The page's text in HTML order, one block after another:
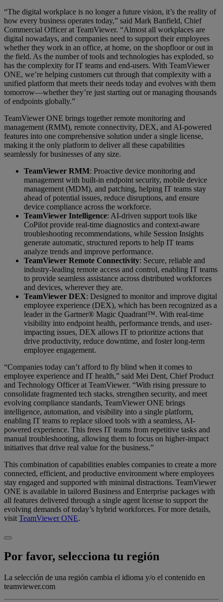
“The digital workplace is no longer a future vision, it’s the reality of
how every business operates today,” said Mark Banfield, Chief
Commercial Officer at TeamViewer. “Almost all workplaces are
digital nowadays, and companies need to support their employees
whether they work in an office, at home, on the shopfloor or out in
the field. As the number of tools and technologies has exploded, so
has the complexity for IT teams and end-users. With TeamViewer
ONE, we’re helping customers cut through that complexity with a
unified platform that meets their needs today and evolves with them
tomorrow—whether they’re just starting out or managing thousands
of endpoints globally.”
TeamViewer ONE brings together remote monitoring and
management (RMM), remote connectivity, DEX, and AI-powered
features into one comprehensive solution under a single license,
making it the only platform to deliver all these capabilities
seamlessly for businesses of any size.
TeamViewer RMM: Proactive device monitoring and
management with built-in endpoint security, mobile device
management (MDM), and patching, helping IT teams stay
ahead of potential issues, reduce disruptions, and ensure
device compliance across the workforce.
TeamViewer Intelligence: AI-driven support tools like
CoPilot provide real-time diagnostics and context-aware
troubleshooting recommendations, while Session Insights
generate automatic, structured reports to help IT teams
analyze trends and improve performance.
TeamViewer Remote Connectivity: Secure, reliable and
industry-leading remote access and control, enabling IT teams
to provide seamless assistance across distributed workforces
and devices, wherever they are.
TeamViewer DEX: Designed to monitor and improve digital
employee experience (DEX), which has been recognized as a
leader in the Gartner® Magic Quadrant™. With real-time
visibility into endpoint health, performance trends, and user-
impacting issues, DEX allows IT to prioritize actions that
drive productivity, reduce downtime, and foster long-term
employee engagement.
“Companies today can’t afford to fly blind when it comes to
employee experience and IT health,” said Mei Dent, Chief Product
and Technology Officer at TeamViewer. “With rising pressure to
consolidate fragmented tech stacks, strengthen security, and meet
evolving compliance standards, TeamViewer ONE brings
intelligence, automation, and visibility into a single platform,
enabling IT teams to replace siloed tools with a seamless, AI-
powered experience. This frees IT teams from repetitive tasks and
manual troubleshooting, allowing them to focus on higher-impact
initiatives that drive real value for the business.”
This combination of capabilities enables companies to create a more
connected, efficient, and productive environment where employees
stay engaged and supported with minimal distractions. TeamViewer
ONE is available in tailored Business and Enterprise packages with
all features delivered through a single agent license to support the
evolving demands of today’s hybrid workforces. For more details,
visitTeamViewer ONE.
Por favor, selecciona tu región
La selección de una región cambia el idioma y/o el contenido en
teamviewer.com